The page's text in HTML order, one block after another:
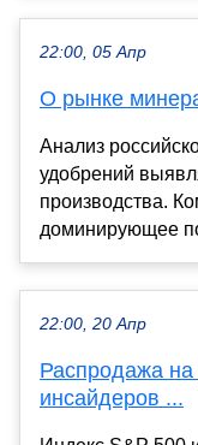
22:00, 05 Апр
О рынке
Анализ
удобрений
производства.
доминирующее
22:00, 20 Апр
Распродажа
инсайдеров ...